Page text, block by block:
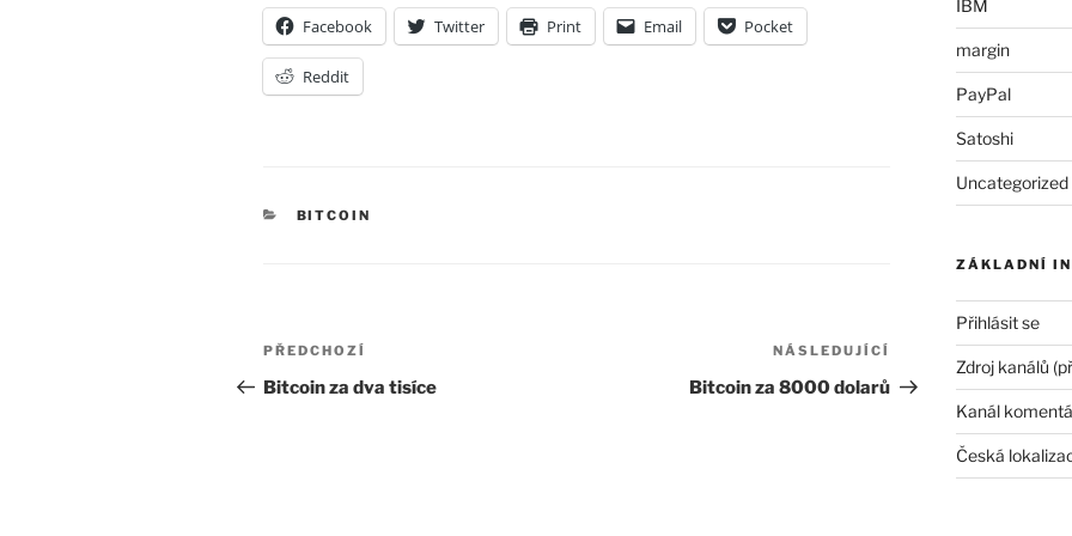
Facebook Twitter Print Email Pocket
Reddit
RUBRIKY
BITCOIN
Navigace
pro
Předchozí
příspěvek
PŘEDCHOZÍ
Bitcoin za dva tisíce
příspěvek
NÁSLEDUJÍCÍ
Bitcoin za 8000 dolarů
IBM
margin
PayPal
Satoshi
Uncategorized
ZÁKLADNÍ
Přihlásit se
Zdroj kanálů
Kanál
Česká